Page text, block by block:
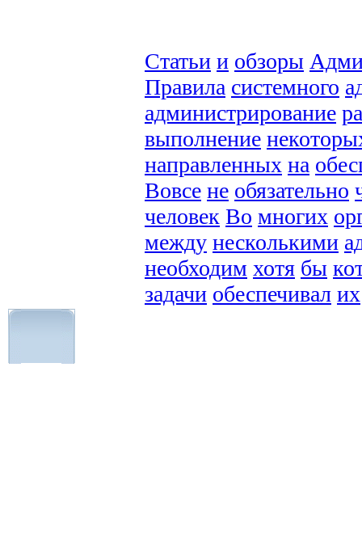
Статьи и обзоры
Правила системного
администрирование
выполнение
направленных на
Вовсе не обязательно
человек Во многих
между несколькими
необходим хотя бы
задачи обеспечивал их